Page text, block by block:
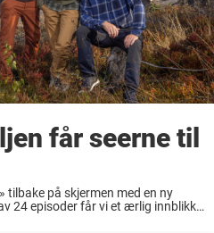
får seerne til
tilbake på skjermen med en ny
24 episoder får vi et ærlig innblikk i